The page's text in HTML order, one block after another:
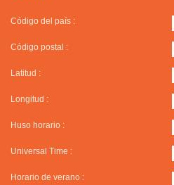
Código del país :
Código postal :
Latitud :
Longitud :
Huso horario :
Universal Time :
Horario de verano :